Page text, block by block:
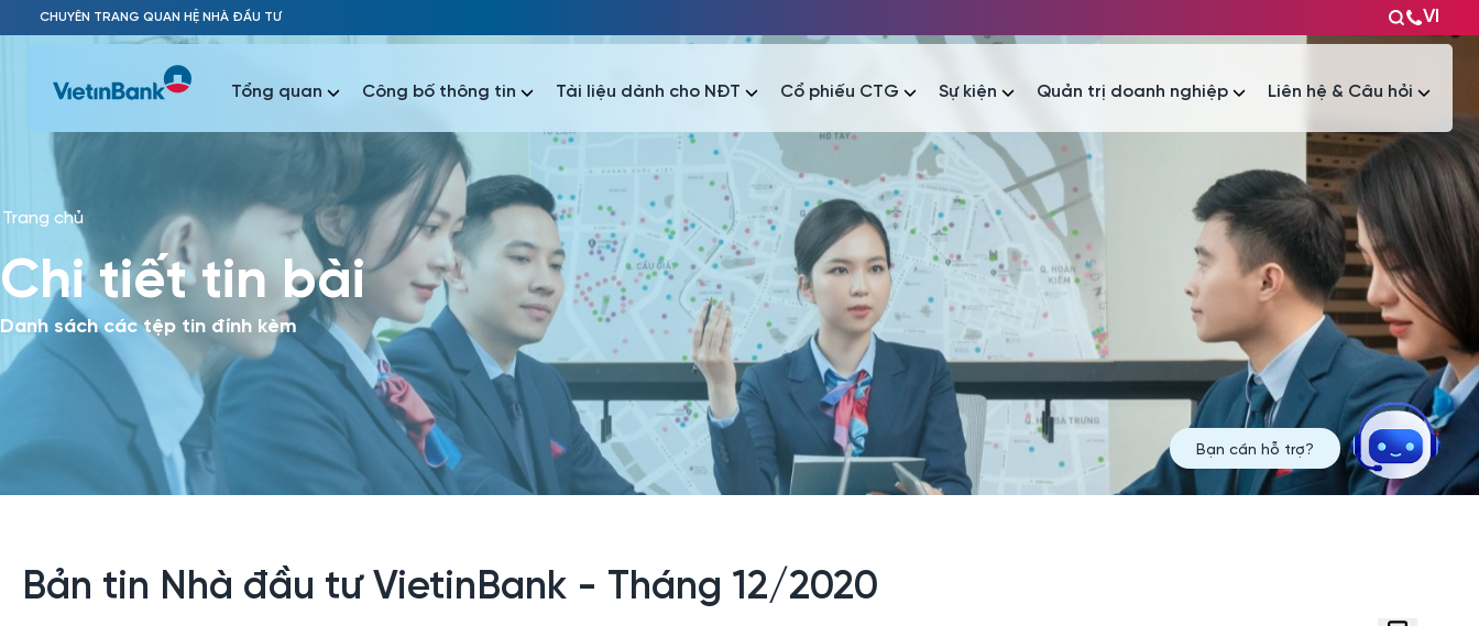
Skip to Main Content
CHUYÊN TRANG QUAN HỆ NHÀ ĐẦU TƯ VI
Phổ biến nhất
Báo cáo tài chính Thông tin giao dịch Công bố thông tin Sự kiện
Tổng quan Công bố thông tin Tài liệu dành cho NĐT Cổ phiếu CTG Sự kiện Quản trị doanh nghiệp Liên hệ & Câu hỏi
Phổ biến nhất
Báo cáo tài chính Thông tin giao dịch Công bố thông tin Sự kiện Tài liệu
Trang chủ
Chi tiết tin bài
Danh sách các tệp tin đính kèm
Bản tin Nhà đầu tư VietinBank - Tháng 12/2020
Bạn cần hỗ trợ?